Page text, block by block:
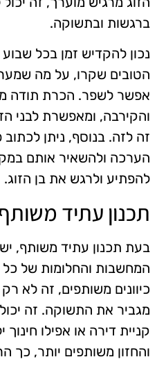
ברגשות ובתשוקה.
נכון להקדיש זמן בכל
הטובים שקרו, על מה
אפשר לשפר. הכרת תודה
והקירבה, ומאפשרת לבני
זה לזה. בנוסף, ניתן
הערכה ולהשאיר אותם
להפתיע ולרגש את בן הזוג.
תכנון עתיד
בעת תכנון עתיד משותף,
המחשבות והחלומות של כל
כיוונים משותפים, זה לא
מגביר את התשוקה. זה יכול
קניית דירה או אפילו
והחזון משותפים יותר, כך